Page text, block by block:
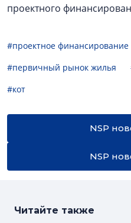
проектного
#проектное финансирование
#первичный рынок жилья
#кот
NSP
NSP
Читайте также